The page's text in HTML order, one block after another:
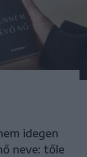
idegen
neve: tőle